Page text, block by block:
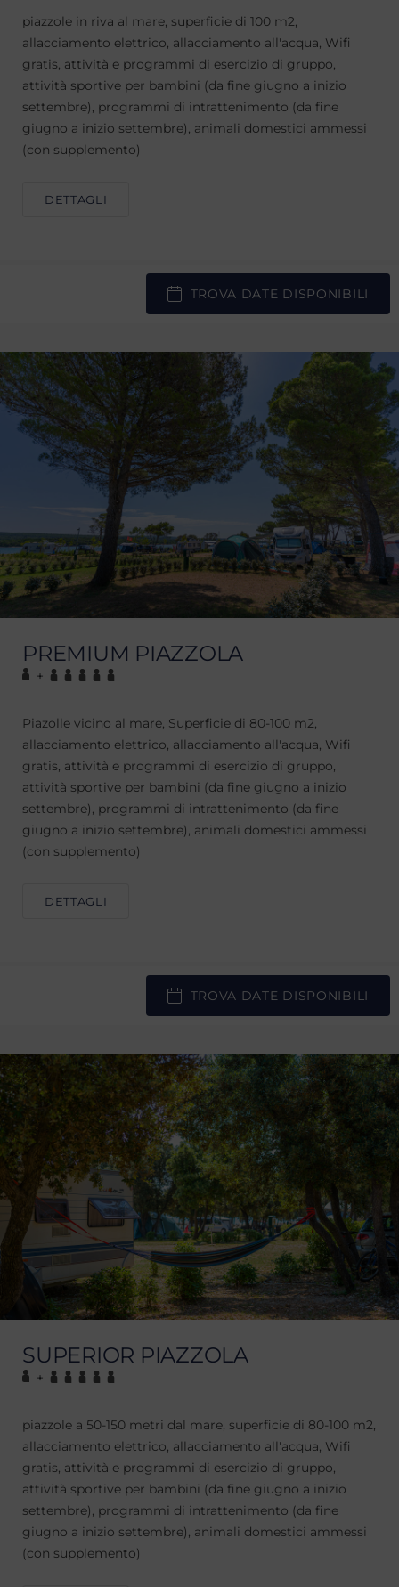
piazzole in riva al mare, superficie di 100 m2,
allacciamento elettrico, allacciamento all'acqua, Wifi
gratis, attività e programmi di esercizio di gruppo,
attività sportive per bambini (da fine giugno a inizio
settembre), programmi di intrattenimento (da fine
giugno a inizio settembre), animali domestici ammessi
(con supplemento)
DETTAGLI
TROVA DATE DISPONIBILI
PREMIUM PIAZZOLA
+
Piazolle vicino al mare, Superficie di 80-100 m2,
allacciamento elettrico, allacciamento all'acqua, Wifi
gratis, attività e programmi di esercizio di gruppo,
attività sportive per bambini (da fine giugno a inizio
settembre), programmi di intrattenimento (da fine
giugno a inizio settembre), animali domestici ammessi
(con supplemento)
DETTAGLI
TROVA DATE DISPONIBILI
SUPERIOR PIAZZOLA
+
piazzole a 50-150 metri dal mare, superficie di 80-100 m2,
allacciamento elettrico, allacciamento all'acqua, Wifi
gratis, attività e programmi di esercizio di gruppo,
attività sportive per bambini (da fine giugno a inizio
settembre), programmi di intrattenimento (da fine
giugno a inizio settembre), animali domestici ammessi
(con supplemento)